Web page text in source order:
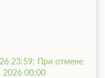
23:59; При отмене
2026 00:00